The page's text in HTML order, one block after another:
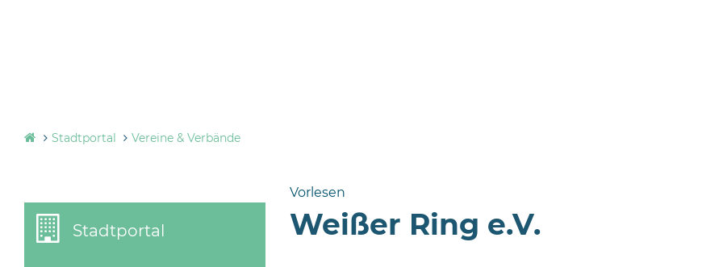
Stadtportal Vereine & Verbände
Vorlesen
Stadtportal Weißer Ring e.V.